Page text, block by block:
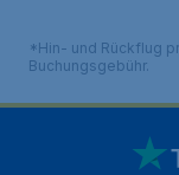
*Hin- und Rückflug
Buchungsgebühr.